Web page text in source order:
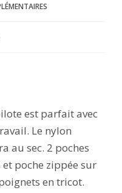
est parfait avec
Le nylon
au sec. 2 poches
poche zippée sur
en tricot.